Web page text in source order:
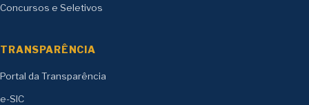
Concursos e Seletivos
TRANSPARÊNCIA
Portal da Transparência
e-SIC